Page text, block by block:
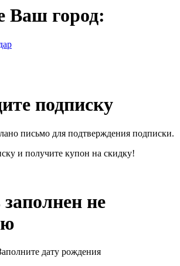
Ваш город:
подписку
письмо для подтверждения подписки.
и получите купон на скидку!
не
дату рождения